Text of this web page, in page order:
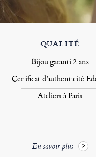
QUALITÉ
Bijou garanti 2 ans
Certificat d’authenticité
Ateliers à Paris
En savoir plus